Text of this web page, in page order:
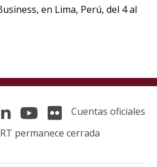
los
en Lima, Perú, del 4 al
Cuentas oficiales
permanece cerrada